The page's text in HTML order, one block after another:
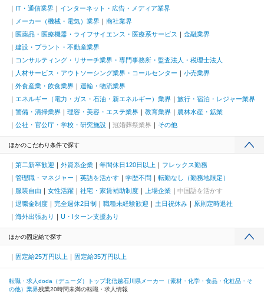
IT・通信業界
インターネット・広告・メディア業界
メーカー（機械・電気）業界
商社業界
医薬品・医療機器・ライフサイエンス・医療系サービス
金融業界
建設・プラント・不動産業界
コンサルティング・リサーチ業界・専門事務所・監査法人・税理士法人
人材サービス・アウトソーシング業界・コールセンター
小売業界
外食産業・飲食業界
運輸・物流業界
エネルギー（電力・ガス・石油・新エネルギー）業界
旅行・宿泊・レジャー業界
警備・清掃業界
理容・美容・エステ業界 教育業界
農林水産・鉱業
公社・官公庁・学校・研究施設
冠婚葬祭業界 その他
ほかのこだわり条件で探す
第二新卒歓迎 外資系企業 年間休日120日以上
フレックス勤務
管理職・マネジャー
英語を活かす 学歴不問
転勤なし（勤務地限定）
服装自由
女性活躍 社宅・家賃補助制度 上場企業
中国語を活かす
退職金制度
完全週休2日制 職種未経験歓迎 土日祝休み
原則定時退社
海外出張あり
U・Iターン支援あり
ほかの固定給で探す
固定給25万円以上 固定給35万円以上
転職・求人doda（デューダ）トップ北信越石川県 メーカー（素材・化学・食品・化粧品・そ
の他）業界残業20時間未満の転職・求人情報